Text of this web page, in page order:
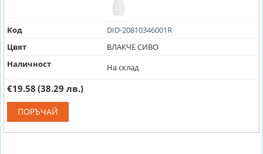
Код
DID-20810346001R
Цвят
ВЛАКЧЕ СИВО
Наличност
На склад
€19.58 (38.29 лв.)
ПОРЪЧАЙ